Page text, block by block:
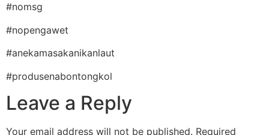
#nomsg
#nopengawet
#anekamasakanikanlaut
#produsenabontongkol
Leave a Reply
Your email address will not be published. Required